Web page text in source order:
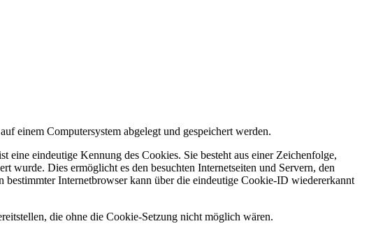
einem Computersystem abgelegt und gespeichert werden.
eindeutige Kennung des Cookies. Sie besteht aus einer Zeichenfolge,
wurde. Dies ermöglicht es den besuchten Internetseiten und Servern, den
Internetbrowser kann über die eindeutige Cookie-ID wiedererkannt
die ohne die Cookie-Setzung nicht möglich wären.